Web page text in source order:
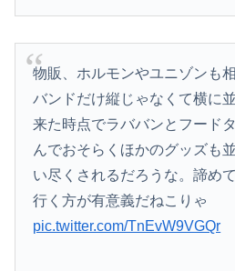
物販、ホルモンやユニゾンも
バンドだけ縦じゃなくて横に
来た時点でラババンとフード
んでおそらくほかのグッズも
い尽くされるだろうな。諦め
行く方が有意義だねこりゃ
pic.twitter.com/TnEvW9VGQr